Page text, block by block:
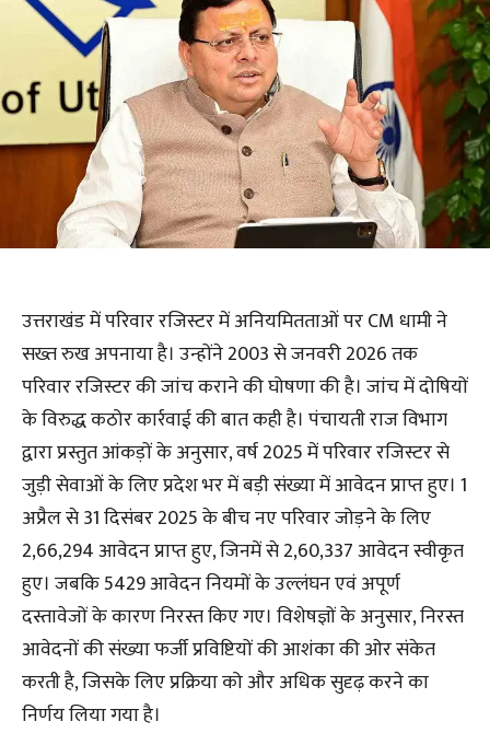
उत्तराखंड में परिवार रजिस्टर में अनियमितताओं पर CM धामी ने
सख्त रुख अपनाया है। उन्होंने 2003 से जनवरी 2026 तक
परिवार रजिस्टर की जांच कराने की घोषणा की है। जांच में दोषियों
के विरुद्ध कठोर कार्रवाई की बात कही है। पंचायती राज विभाग
द्वारा प्रस्तुत आंकड़ों के अनुसार, वर्ष 2025 में परिवार रजिस्टर से
जुड़ी सेवाओं के लिए प्रदेश भर में बड़ी संख्या में आवेदन प्राप्त हुए। 1
अप्रैल से 31 दिसंबर 2025 के बीच नए परिवार जोड़ने के लिए
2,66,294 आवेदन प्राप्त हुए, जिनमें से 2,60,337 आवेदन स्वीकृत
हुए। जबकि 5429 आवेदन नियमों के उल्लंघन एवं अपूर्ण
दस्तावेजों के कारण निरस्त किए गए। विशेषज्ञों के अनुसार, निरस्त
आवेदनों की संख्या फर्जी प्रविष्टियों की आशंका की ओर संकेत
करती है, जिसके लिए प्रक्रिया को और अधिक सुदृढ़ करने का
निर्णय लिया गया है।